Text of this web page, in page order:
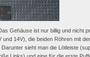
Gehäuse ist nur billig und nicht
14V), die beiden Röhren mit
sieht man die Lötleiste